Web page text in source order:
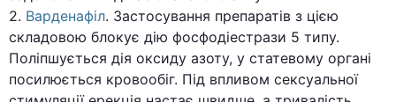
2. Варденафіл. Застосування препаратів з цією
складовою блокує дію фосфодіестрази 5 типу.
Поліпшується дія оксиду азоту, у статевому органі
посилюється кровообіг. Під впливом сексуальної